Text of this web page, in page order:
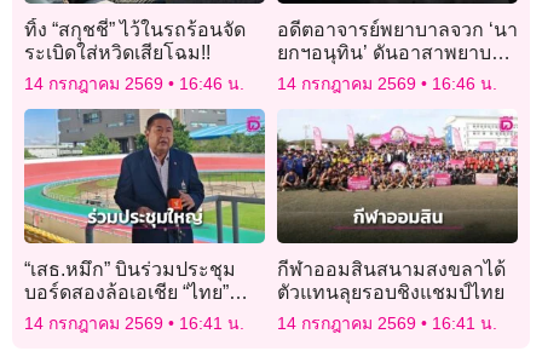
ทิ้ง “สกุชชี่” ไว้ในรถร้อนจัด
ระเบิดใส่หวิดเสียโฉม!!
14 กรกฎาคม 2569 16:46 น.
อดีตอาจารย์พยาบาลจวก ‘นา
ยกฯอนุทิน’ ดันอาสาพยาบาล
ซัดบรรจุคนเก่าให้ครบก่อน
14 กรกฎาคม 2569 16:46 น.
“เสธ.หมึก” บินร่วมประชุม
บอร์ดสองล้อเอเชีย “ไทย”
เตรียมจัดศึกใหญ่ BMX ชิง
แชมป์เอเชีย ปี 2027
14 กรกฎาคม 2569 16:41 น.
กีฬาออมสินสนามสงขลาได้
ตัวแทนลุยรอบชิงแชมป์ไทย
14 กรกฎาคม 2569 16:41 น.